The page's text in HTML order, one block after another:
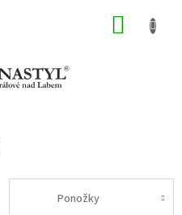
Ponožky